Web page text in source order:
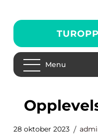
Menu
28 oktober 2023